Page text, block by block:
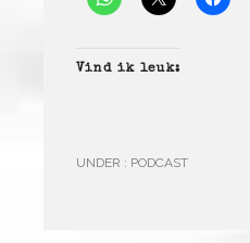
Vind ik leuk:
UNDER : PODCAST